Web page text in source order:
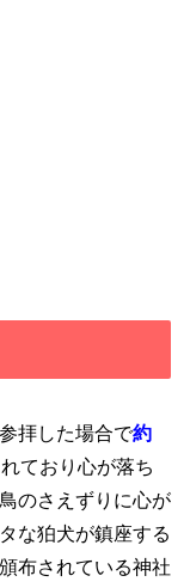
拝した場合で約
ており心が落ち
のさえずりに心が
な狛犬が鎮座する
布されている神社